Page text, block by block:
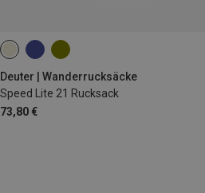
Deuter | Wanderrucksäcke
Speed Lite 21 Rucksack
73,80 €
21L